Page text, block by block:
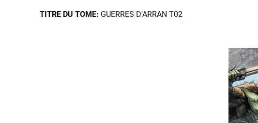
TITRE DU TOME: GUERRES D'ARRAN T02